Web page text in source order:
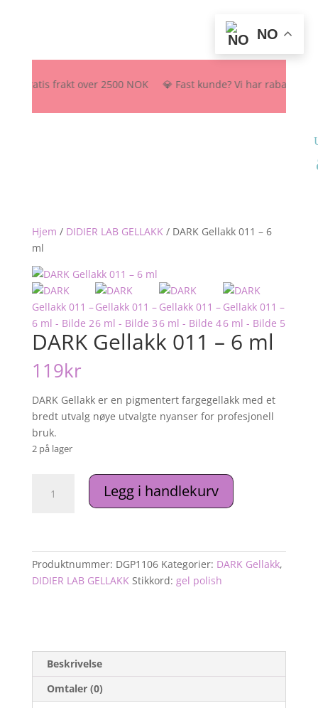
Gratis frakt over 2500 NOK 💎 Fast kunde? Vi har
Hjem / DIDIER LAB GELLAKK/ DARK Gellakk 011 – 6
ml
DARK Gellakk 011 – 6 ml
119kr
DARK Gellakk er en pigmentert fargegellakk med et
bredt utvalg nøye utvalgte nyanser for profesjonell
bruk.
2 på lager
Gellakk
ml
antall
Legg i handlekurv
Produktnummer: DGP1106 Kategorier: DARK Gellakk,
DIDIER LAB GELLAKK Stikkord: gel polish
Beskrivelse
Omtaler (0)
NO